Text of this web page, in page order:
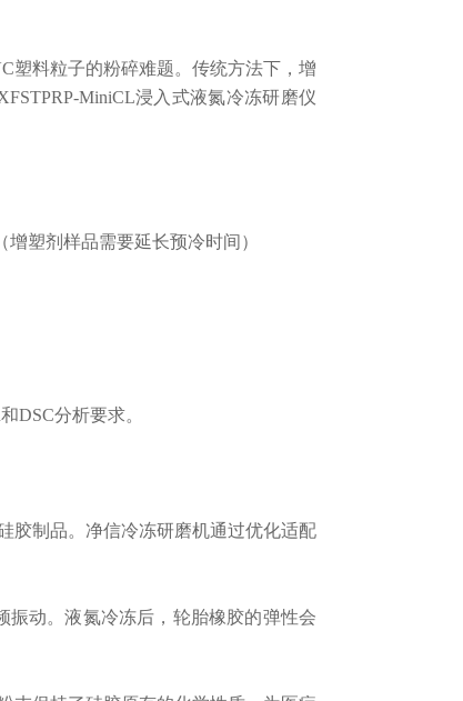
料粒子的粉碎难题。传统方法下，增
MiniCL浸入式液氮冷冻研磨仪
塑剂样品需要延长预冷时间）
DSC分析要求。
制品。净信冷冻研磨机通过优化适配
动。液氮冷冻后，轮胎橡胶的弹性会